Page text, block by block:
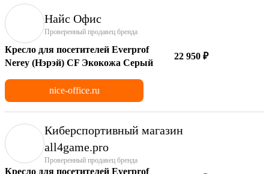
Найс Офис
Проверенный продавец бренда
Кресло для посетителей Everprof
Nerey (Нэрэй) CF Экокожа Серый
22 950 ₽
nice-office.ru
Киберспортивный магазин
аll4game.pro
Проверенный продавец бренда
Кресло для посетителей Everprof